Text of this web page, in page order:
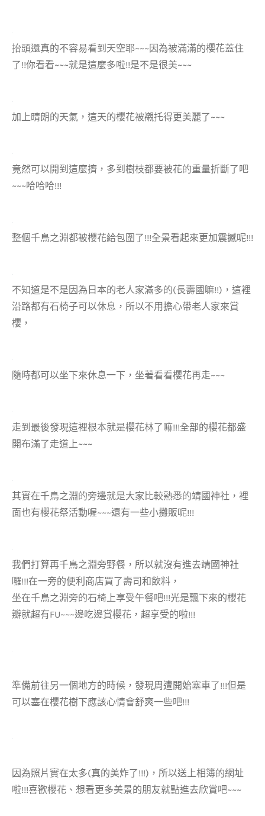
抬頭還真的不容易看到天空耶~~~因為被滿滿的櫻花蓋住
了!!你看看~~~就是這麼多啦!!是不是很美~~~
加上晴朗的天氣，這天的櫻花被襯托得更美麗了~~~
竟然可以開到這麼擠，多到樹枝都要被花的重量折斷了吧
~~~哈哈哈!!!
整個千鳥之淵都被櫻花給包圍了!!!全景看起來更加震撼呢!!!
不知道是不是因為日本的老人家滿多的(長壽國嘛!!)，這裡
沿路都有石椅子可以休息，所以不用擔心帶老人家來賞
櫻，
隨時都可以坐下來休息一下，坐著看看櫻花再走~~~
走到最後發現這裡根本就是櫻花林了嘛!!!全部的櫻花都盛
開布滿了走道上~~~
其實在千鳥之淵的旁邊就是大家比較熟悉的靖國神社，裡
面也有櫻花祭活動喔~~~還有一些小攤販呢!!!
我們打算再千鳥之淵旁野餐，所以就沒有進去靖國神社
囉!!!在一旁的便利商店買了壽司和飲料，
坐在千鳥之淵旁的石椅上享受午餐吧!!!光是飄下來的櫻花
瓣就超有FU~~~邊吃邊賞櫻花，超享受的啦!!!
準備前往另一個地方的時候，發現周遭開始塞車了!!!但是
可以塞在櫻花樹下應該心情會舒爽一些吧!!!
因為照片實在太多(真的美炸了!!!)，所以送上相簿的網址
啦!!!喜歡櫻花、想看更多美景的朋友就點進去欣賞吧~~~